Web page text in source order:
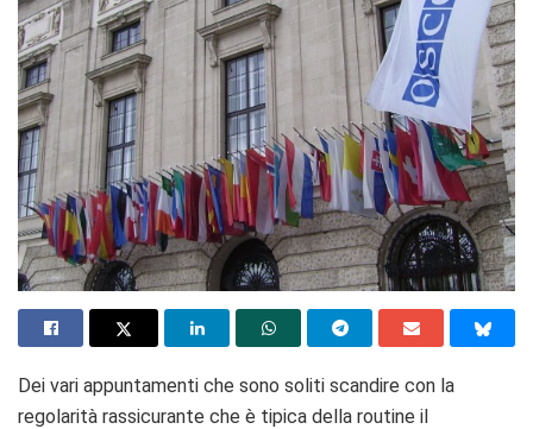
Dei vari appuntamenti che sono soliti scandire con la
regolarità rassicurante che è tipica della routine il